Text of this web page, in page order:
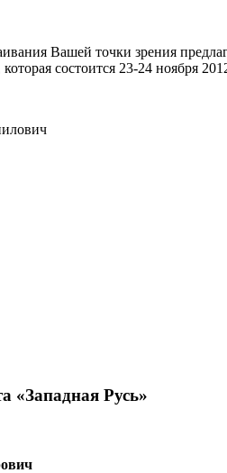
Вашей точки зрения
состоится 23-24 ноября
«Западная Русь»